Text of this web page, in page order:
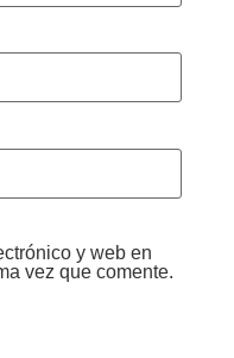
y web en
vez que comente.